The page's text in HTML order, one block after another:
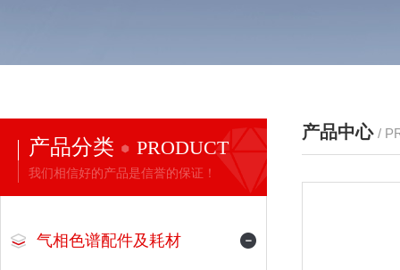
产品分类 PRODUCT
我们相信好的产品是信誉的保证！
气相色谱配件及耗材
产品中心 /